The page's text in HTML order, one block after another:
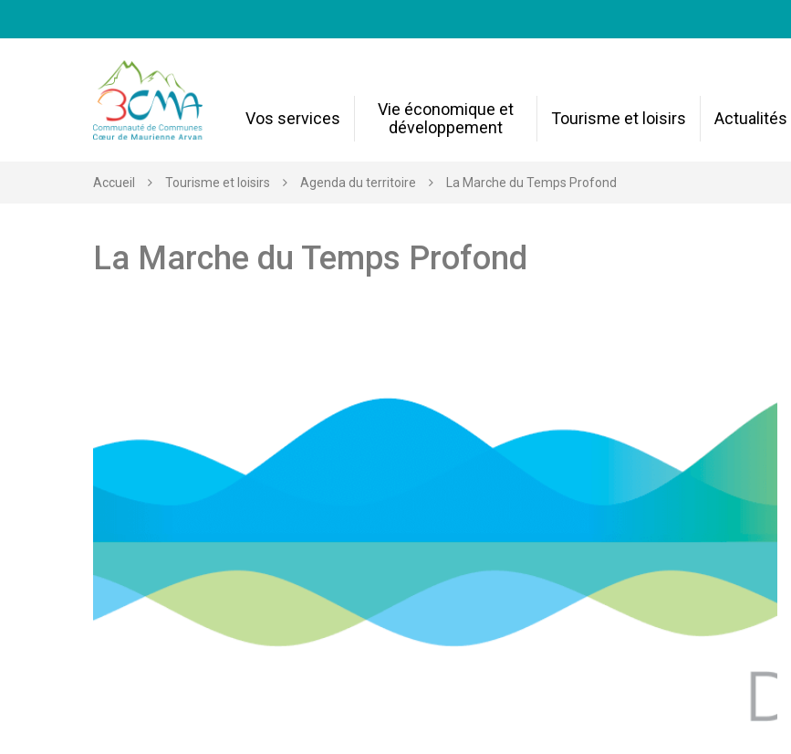
Vos services
Vie économique et
développement
Tourisme et loisirs Actualités
Accueil Tourisme et loisirs Agenda du territoire La Marche du Temps Profond
La Marche du Temps Profond